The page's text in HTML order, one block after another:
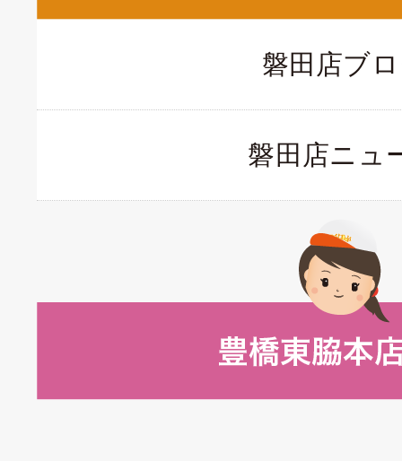
磐田店ブ
磐田店ニュ